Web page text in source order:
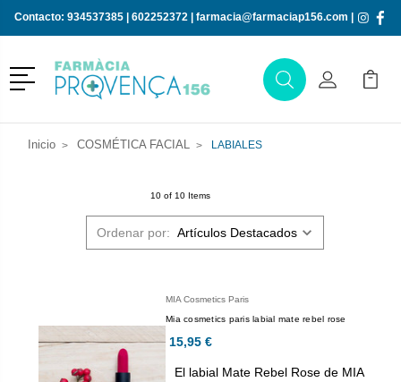
Contacto: 934537385| 602252372| farmacia@farmaciap156.com
Menú
BuscarMi Cuenta
Mi
Inicio COSMÉTICA FACIAL LABIALES
10 of 10 Items
Ordenar por:
MIA Cosmetics Paris
Mia cosmetics paris labial mate rebel rose
15,95 €
El labial Mate Rebel Rose de MIA